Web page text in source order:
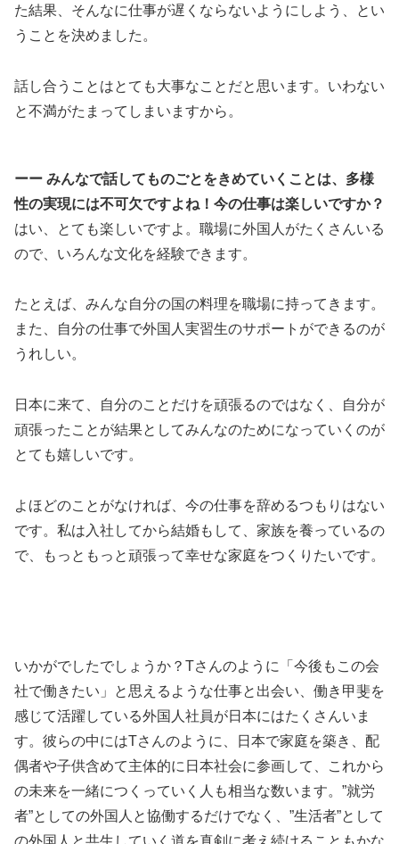
た結果、そんなに仕事が遅くならないようにしよう、とい
うことを決めました。
話し合うことはとても大事なことだと思います。いわない
と不満がたまってしまいますから。
ーー みんなで話してものごとをきめていくことは、多様
性の実現には不可欠ですよね！今の仕事は楽しいですか？
はい、とても楽しいですよ。職場に外国人がたくさんいる
ので、いろんな文化を経験できます。
たとえば、みんな自分の国の料理を職場に持ってきます。
また、自分の仕事で外国人実習生のサポートができるのが
うれしい。
日本に来て、自分のことだけを頑張るのではなく、自分が
頑張ったことが結果としてみんなのためになっていくのが
とても嬉しいです。
よほどのことがなければ、今の仕事を辞めるつもりはない
です。私は入社してから結婚もして、家族を養っているの
で、もっともっと頑張って幸せな家庭をつくりたいです。
いかがでしたでしょうか？Tさんのように「今後もこの会
社で働きたい」と思えるような仕事と出会い、働き甲斐を
感じて活躍している外国人社員が日本にはたくさんいま
す。彼らの中にはTさんのように、日本で家庭を築き、配
偶者や子供含めて主体的に日本社会に参画して、これから
の未来を一緒につくっていく人も相当な数います。”就労
者”としての外国人と協働するだけでなく、”生活者”として
の外国人と共生していく道を真剣に考え続けることもかな